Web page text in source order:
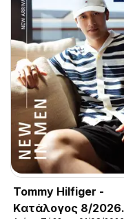
Tommy Hilfiger -
Kατάλογος 8/2026